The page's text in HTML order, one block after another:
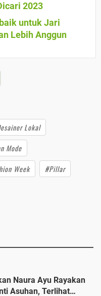
2023
untuk Jari
Lebih Anggun
Lokal
Mode
Week
#Pillar
Naura Ayu Rayakan
Asuhan, Terlihat